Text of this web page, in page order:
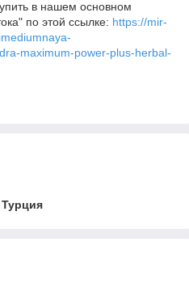
в нашем основном
по этой ссылке: https://mir-
maximum-power-plus-herbal-
Турция